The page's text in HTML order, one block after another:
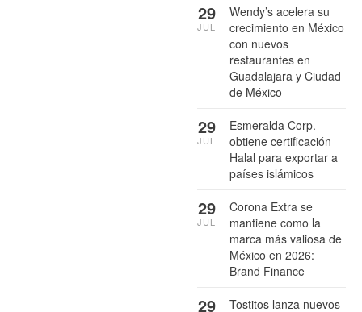
Wendy’s acelera su
crecimiento en México
con nuevos
restaurantes en
Guadalajara y Ciudad
de México
29
JUL
Esmeralda Corp.
obtiene certificación
Halal para exportar a
países islámicos
29
JUL
Corona Extra se
mantiene como la
marca más valiosa de
México en 2026:
Brand Finance
29
JUL
Tostitos lanza nuevos
29